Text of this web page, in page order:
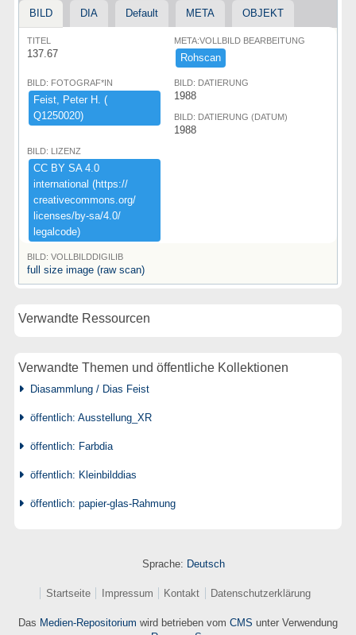
BILD DIA Default META OBJEKT
TITEL
137.67
META:VOLLBILD BEARBEITUNG
Rohscan
BILD: FOTOGRAF*IN
Feist,​ ​Peter ​H.​ ​(​
Q1250020)​
BILD: DATIERUNG
1988
BILD: DATIERUNG (DATUM)
1988
BILD: LIZENZ
CC ​BY ​SA ​4.​0 ​
international ​(​https:​/​/​
creativecommons.​org/​
licenses/​by-​sa/​4.​0/​
legalcode)​
BILD: VOLLBILDDIGILIB
full size image (raw scan)
Verwandte Ressourcen
Verwandte Themen und öffentliche Kollektionen
Diasammlung / Dias Feist
öffentlich: Ausstellung_XR
öffentlich: Farbdia
öffentlich: Kleinbilddias
öffentlich: papier-glas-Rahmung
Sprache: Deutsch
Startseite Impressum Kontakt Datenschutzerklärung
Das Medien-Repositorium wird betrieben vom CMS unter Verwendung